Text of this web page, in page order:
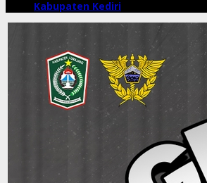
Kabupaten Kediri